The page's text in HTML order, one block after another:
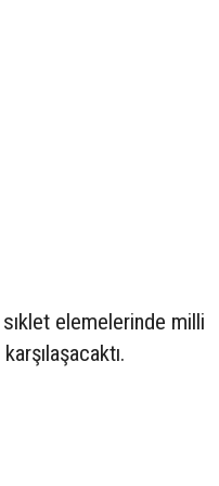
sıklet elemelerinde milli